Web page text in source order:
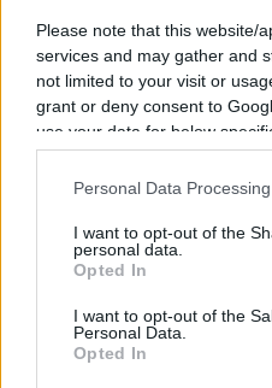
Please note that this website/
services and may gather and
not limited to your visit or
grant or deny consent to
use your data for below
consent section.
Personal Data
I want to opt-out of the
personal data.
Opted In
I want to opt-out of the
Personal Data.
Opted In